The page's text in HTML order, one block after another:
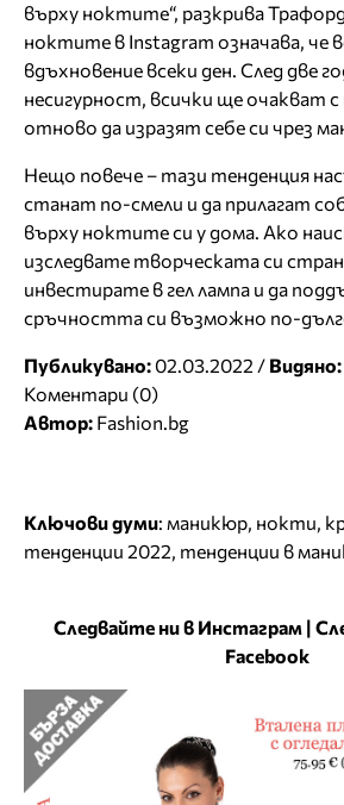
върху ноктите“, разкрива
ноктите в Instagram означава, че
вдъхновение всеки ден. След две
несигурност, всички ще очакват
отново да изразят себе си чрез
Нещо повече – тази тенденция
станат по-смели и да прилагат
върху ноктите си у дома. Ако
изследвате творческата си
инвестирате в гел лампа и да
сръчността си възможно по-
Публикувано: 02.03.2022 / Видяно:
Коментари (0)
Автор: Fashion.bg
Ключови думи: маникюр, нокти,
тенденции 2022, тенденции в
Следвайте ни в Инстаграм |
Facebook